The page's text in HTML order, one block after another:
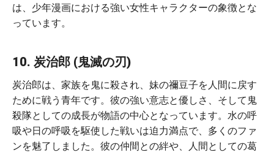
は、少年漫画における強い女性キャラクターの象徴とな
っています。
10. 炭治郎 (鬼滅の刃)
炭治郎は、家族を鬼に殺され、妹の禰豆子を人間に戻す
ために戦う青年です。彼の強い意志と優しさ、そして鬼
殺隊としての成長が物語の中心となっています。水の呼
吸や日の呼吸を駆使した戦いは迫力満点で、多くのファ
ンを魅了しました。彼の仲間との絆や、人間としての葛